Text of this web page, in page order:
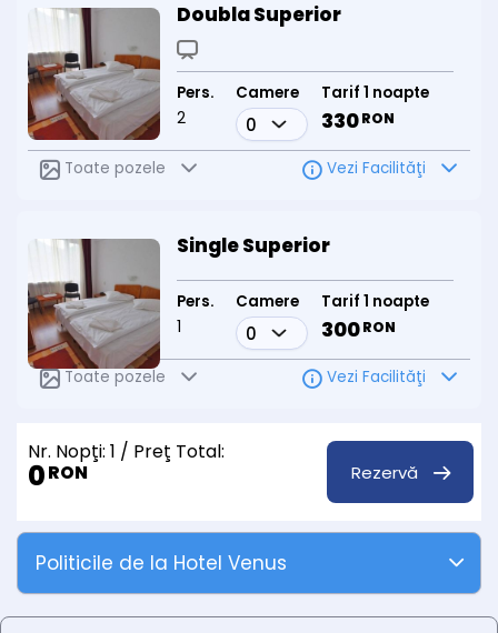
Doubla Superior
Pers.
2
Camere Tarif 1 noapte
330RON
Toate pozele Vezi Facilităţi
Single Superior
Pers.
1
Camere Tarif 1 noapte
300RON
Toate pozele Vezi Facilităţi
Nr. Nopţi: 1 / Preţ Total:
0RON Rezervă
Politicile de la Hotel Venus